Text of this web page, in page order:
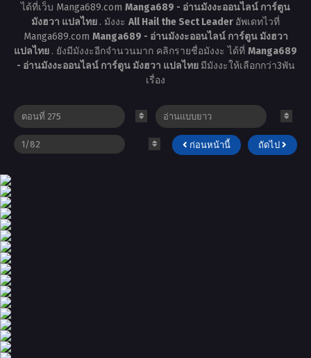
ได้ที่เว็บ Manga689.com Manga689 - อ่านมังงะออนไลน์ การ์ตูน
มังฮวา แปลไทย . มังงะ All Hail the Sect Leader อัพเดทไวที่
Manga689.com Manga689 - อ่านมังงะออนไลน์ การ์ตูน มังฮวา
แปลไทย . ยังมีมังงะอีกจำนวนมาก คลิกรายชื่อมังงะ ได้ที่ Manga689
- อ่านมังงะออนไลน์ การ์ตูน มังฮวา แปลไทย มีมังงะให้เลือกกว่า3พัน
เรื่อง
ก่อนหน้านี้ ถัดไป